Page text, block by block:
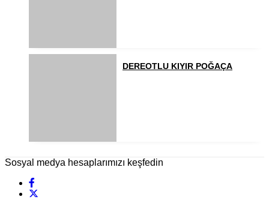
DEREOTLU KIYIR POĞAÇA
Sosyal medya hesaplarımızı keşfedin